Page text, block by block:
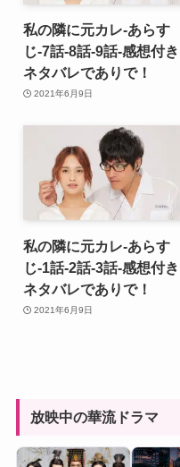
私の隣に元カレ-あらす
じ-7話-8話-9話-感想付き
ネタバレでありで！
2021年6月9日
私の隣に元カレ-あらす
じ-1話-2話-3話-感想付き
ネタバレでありで！
2021年6月9日
放映中の華流ドラマ